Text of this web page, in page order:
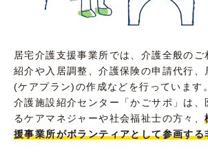
居宅介護支援事業所では、介護全般のご
紹介や入居調整、介護保険の申請代行、
(ケアプラン)の作成などを行っています。
介護施設紹介センター「かごサポ」は、
るケアマネジャーや社会福祉士の方々、
援事業所がボランティアとして参画する